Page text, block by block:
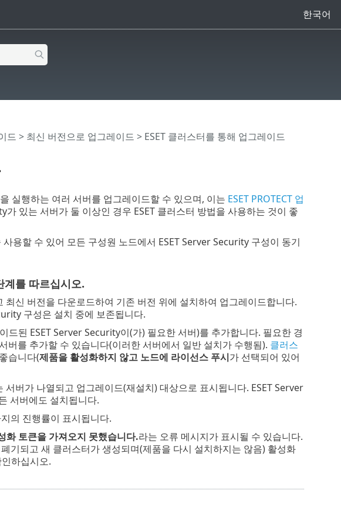
한국어
드 > 최신 버전으로 업그레이드 > ESET 클러스터를 통해 업그레이드
실행하는 여러 서버를 업그레이드할 수 있으며, 이는 ESET PROTECT 업
있는 서버가 둘 이상인 경우 ESET 클러스터 방법을 사용하는 것이 좋
사용할 수 있어 모든 구성원 노드에서 ESET Server Security 구성이 동기
계를 따르십시오.
신 버전을 다운로드하여 기존 버전 위에 설치하여 업그레이드합니다.
구성은 설치 중에 보존됩니다.
드된 ESET Server Security이(가) 필요한 서버)를 추가합니다. 필요한 경
버를 추가할 수 있습니다(이러한 서버에서 일반 설치가 수행됨). 클러스
습니다(제품을 활성화하지 않고 노드에 라이선스 푸시가 선택되어 있어
서버가 나열되고 업그레이드(재설치) 대상으로 표시됩니다. ESET Server
서버에도 설치됩니다.
의 진행률이 표시됩니다.
화 토큰을 가져오지 못했습니다.라는 오류 메시지가 표시될 수 있습니다.
기되고 새 클러스터가 생성되며(제품을 다시 설치하지는 않음) 활성화
하십시오.